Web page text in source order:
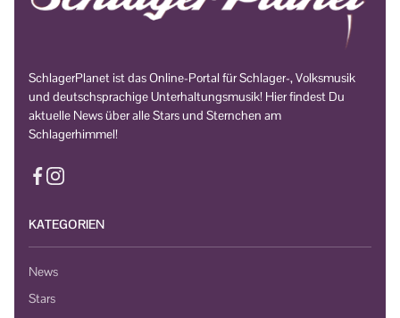
SchlagerPlanet ist das Online-Portal für Schlager-, Volksmusik
und deutschsprachige Unterhaltungsmusik! Hier findest Du
aktuelle News über alle Stars und Sternchen am
Schlagerhimmel!
KATEGORIEN
News
Stars